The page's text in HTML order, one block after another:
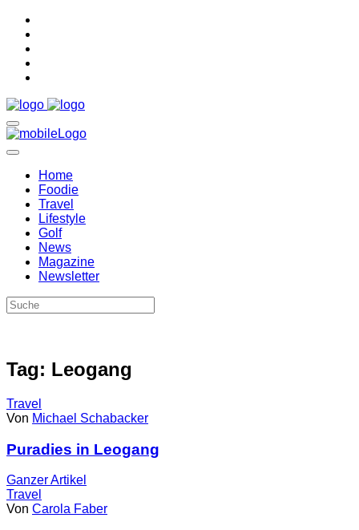
Home
Foodie
Travel
Lifestyle
Golf
News
Magazine
Newsletter
Tag: Leogang
Travel
Von Michael Schabacker
Puradies in Leogang
GanzerArtikel
Travel
Von Carola Faber